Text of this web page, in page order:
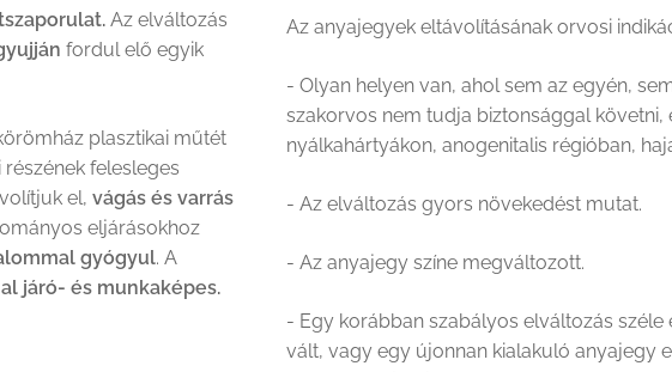
Az elváltozás
fordul elő egyik
plasztikai műtét
felesleges
el, vágás és varrás
eljárásokhoz
gyógyul. A
járó- és munkaképes.
Az anyajegyek eltávolításának orvosi
- Olyan helyen van, ahol sem az egyén,
szakorvos nem tudja biztonsággal követni,
nyálkahártyákon, anogenitalis régióban,
- Az elváltozás gyors növekedést mutat.
- Az anyajegy színe megváltozott.
- Egy korábban szabályos elváltozás széle
vált, vagy egy újonnan kialakuló anyajegy